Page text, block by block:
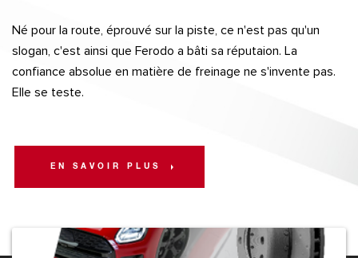
Né pour la route, éprouvé sur la piste, ce n'est pas qu'un
slogan, c'est ainsi que Ferodo a bâti sa réputaion. La
confiance absolue en matière de freinage ne s'invente pas.
Elle se teste.
EN SAVOIR PLUS